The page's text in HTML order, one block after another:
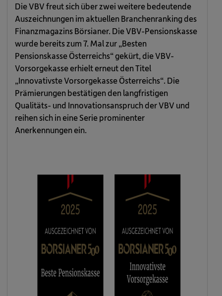
Die VBV freut sich über zwei weitere bedeutende
Auszeichnungen im aktuellen Branchenranking des
Finanzmagazins Börsianer. Die VBV-Pensionskasse
wurde bereits zum 7. Mal zur „Besten
Pensionskasse Österreichs“ gekürt, die VBV-
Vorsorgekasse erhielt erneut den Titel
„Innovativste Vorsorgekasse Österreichs“. Die
Prämierungen bestätigen den langfristigen
Qualitäts- und Innovationsanspruch der VBV und
reihen sich in eine Serie prominenter
Anerkennungen ein.